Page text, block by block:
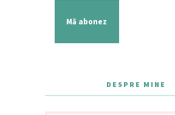
Mă abonez
DESPRE MINE